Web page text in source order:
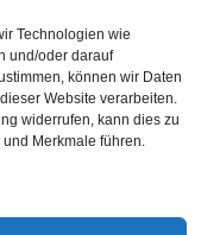
Technologien wie
und/oder darauf
können wir Daten
Website verarbeiten.
widerrufen, kann dies zu
Merkmale führen.
Österreich